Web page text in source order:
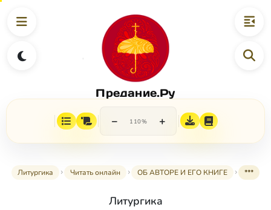
Предание.Ру
− 110% +
Литургика Читать онлайн ОБ АВТОРЕ И ЕГО КНИГЕ ***
Литургика